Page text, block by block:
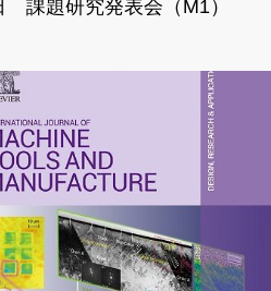
課題研究発表会（M1）